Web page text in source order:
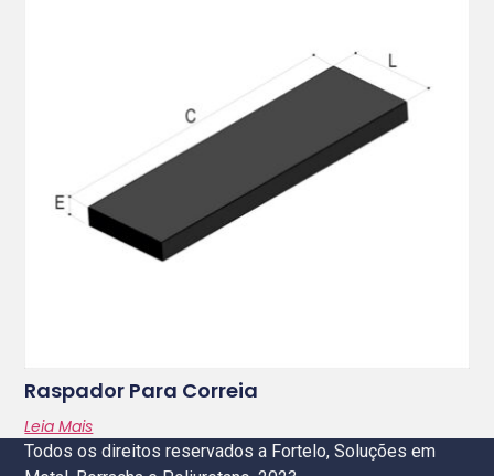
Raspador Para Correia
Leia Mais
Todos os direitos reservados a Fortelo, Soluções em